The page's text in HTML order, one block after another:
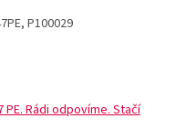
P100029
PE. Rádi odpovíme. Stačí